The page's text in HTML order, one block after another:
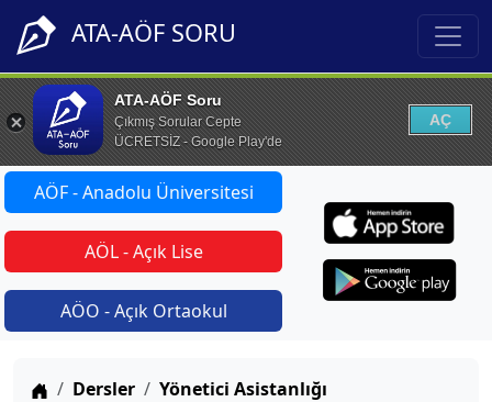
ATA-AÖF SORU
ATA-AÖF Soru
Çıkmış Sorular Cepte
ÜCRETSİZ - Google Play'de
AÇ
AÖF - Anadolu Üniversitesi
AÖL - Açık Lise
AÖO - Açık Ortaokul
Anasayfa
Dersler
Yönetici Asistanlığı